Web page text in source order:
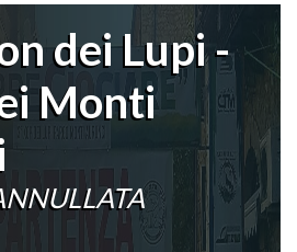
dei Lupi -
Monti